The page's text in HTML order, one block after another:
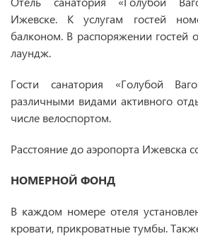
Ижевске. К услугам гостей
балконом. В распоряжении гостей
лаундж.
Гости санатория «Голубой
различными видами активного
числе велоспортом.
Расстояние до аэропорта Ижевска
НОМЕРНОЙ ФОНД
В каждом номере отеля
кровати, прикроватные тумбы.